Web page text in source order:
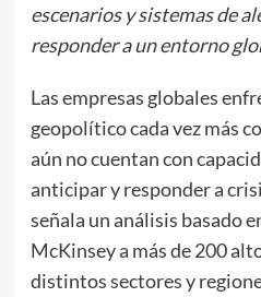
escenarios y sistemas de
responder a un entorno
Las empresas globales
geopolítico cada vez más
aún no cuentan con
anticipar y responder a
señala un análisis basado
McKinsey a más de 200
distintos sectores y